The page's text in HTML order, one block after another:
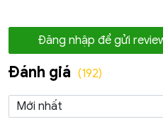
Đăng nhập để gửi
Đánh giá (192)